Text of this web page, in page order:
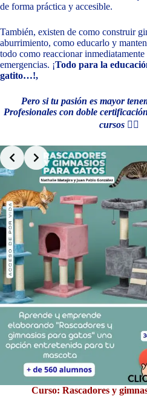
de forma práctica y accesible.
También, existen de como construir
aburrimiento, como educarlo y
todo como reaccionar inmediatamente
emergencias. ¡Todo para la
gatito…!,
Pero si tu pasión es mayor
Profesionales con doble
cursos 👇🏻
Curso: Rascadores y
Slide 2 of 9